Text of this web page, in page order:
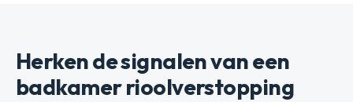
Herken de signalen van een
badkamer rioolverstopping